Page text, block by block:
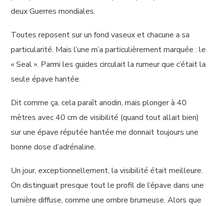
deux Guerres mondiales.
Toutes reposent sur un fond vaseux et chacune a sa
particularité. Mais l’une m’a particulièrement marquée : le
« Seal ». Parmi les guides circulait la rumeur que c’était la
seule épave hantée.
Dit comme ça, cela paraît anodin, mais plonger à 40
mètres avec 40 cm de visibilité (quand tout allait bien)
sur une épave réputée hantée me donnait toujours une
bonne dose d’adrénaline.
Un jour, exceptionnellement, la visibilité était meilleure.
On distinguait presque tout le profil de l’épave dans une
lumière diffuse, comme une ombre brumeuse. Alors que